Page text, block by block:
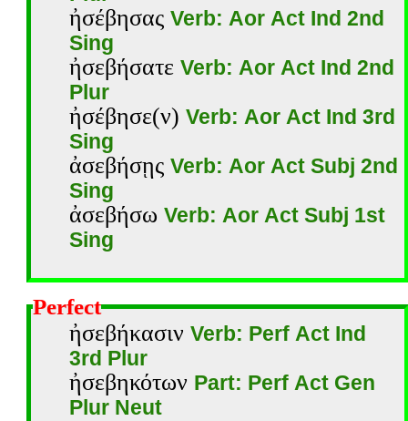
ἠσέβησαςVerb: Aor Act Ind 2nd
Sing
ἠσεβήσατεVerb: Aor Act Ind 2nd
Plur
ἠσέβησε(ν)Verb: Aor Act Ind 3rd
Sing
ἀσεβήσῃςVerb: Aor Act Subj 2nd
Sing
ἀσεβήσωVerb: Aor Act Subj 1st
Sing
Perfect
ἠσεβήκασινVerb: Perf Act Ind
3rd Plur
ἠσεβηκότων Part: Perf Act Gen
Plur Neut